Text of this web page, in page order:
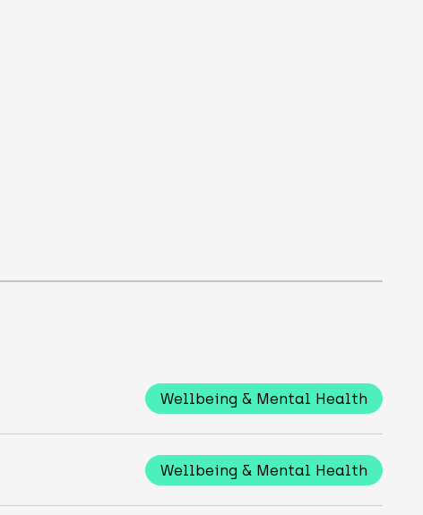
Wellbeing & Mental Health
Wellbeing & Mental Health